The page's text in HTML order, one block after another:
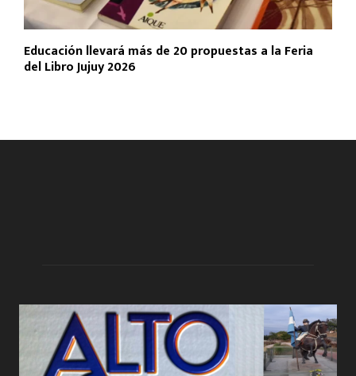
Educación llevará más de 20 propuestas a la Feria
del Libro Jujuy 2026